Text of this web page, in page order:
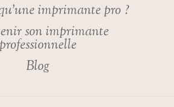
imprimante pro ?
son imprimante
professionnelle
Blog